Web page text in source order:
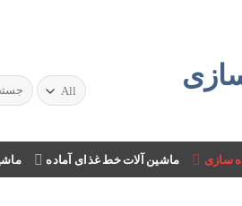
سازی ماشین آلات خط غذای آماده